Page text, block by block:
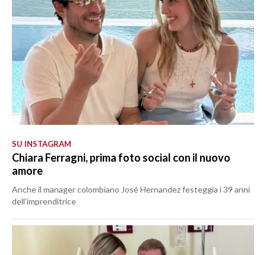
SU INSTAGRAM
Chiara Ferragni, prima foto social con il nuovo
amore
Anche il manager colombiano José Hernandez festeggia i 39 anni
dell’imprenditrice